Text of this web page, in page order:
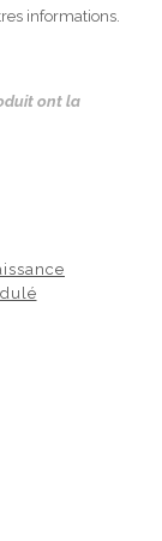
informations.
ont la